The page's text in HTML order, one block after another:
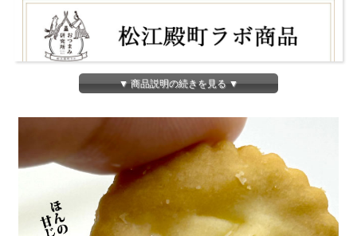
▼ 商品説明の続きを見る ▼